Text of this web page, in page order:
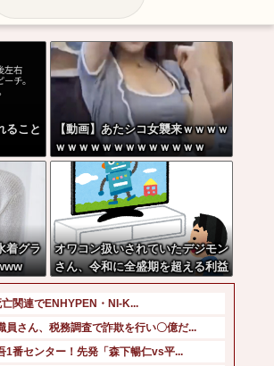
ること
【動画】あたシコ女襲来ｗｗｗｗ
ｗｗｗｗｗｗｗｗｗｗｗｗｗ
着グラ
オワコン扱いされていたデジモン
さん、令和に全盛期を超える利益
を生み出していた
関連でENHYPEN・NI-K...
員さん、税務調査で詐欺を行い〇億だ...
1番センター！先発「森下暢仁vs平...